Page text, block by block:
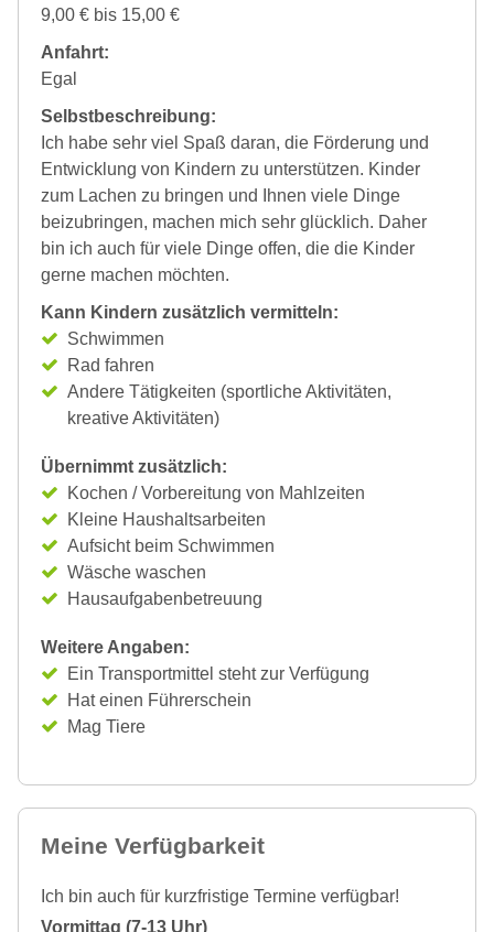
9,00 € bis 15,00 €
Anfahrt:
Egal
Selbstbeschreibung:
Ich habe sehr viel Spaß daran, die Förderung und
Entwicklung von Kindern zu unterstützen. Kinder
zum Lachen zu bringen und Ihnen viele Dinge
beizubringen, machen mich sehr glücklich. Daher
bin ich auch für viele Dinge offen, die die Kinder
gerne machen möchten.
Kann Kindern zusätzlich vermitteln:
Schwimmen
Rad fahren
Andere Tätigkeiten (sportliche Aktivitäten,
kreative Aktivitäten)
Übernimmt zusätzlich:
Kochen / Vorbereitung von Mahlzeiten
Kleine Haushaltsarbeiten
Aufsicht beim Schwimmen
Wäsche waschen
Hausaufgabenbetreuung
Weitere Angaben:
Ein Transportmittel steht zur Verfügung
Hat einen Führerschein
Mag Tiere
Meine Verfügbarkeit
Ich bin auch für kurzfristige Termine verfügbar!
Vormittag (7-13 Uhr)